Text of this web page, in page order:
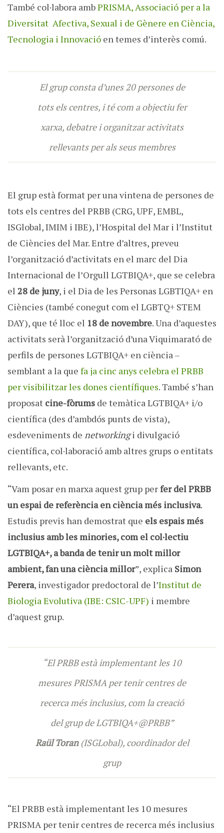
També col·labora ambPRISMA, Associació per a la
Diversitat Afectiva, Sexual i de Gènere en Ciència,
Tecnologia i Innovació en temes d’interès comú.
El grup consta d’unes 20 persones de
tots els centres, i té com a objectiu fer
xarxa, debatre i organitzar activitats
rellevants per als seus membres
El grup està format per una vintena de persones de
tots els centres del PRBB (CRG, UPF, EMBL,
ISGlobal, IMIM i IBE), l’Hospital del Mar i l’Institut
de Ciències del Mar. Entre d’altres, preveu
l’organització d’activitats en el marc del Dia
Internacional de l’Orgull LGTBIQA+, que se celebra
el 28 de juny, i el Dia de les Personas LGBTIQA+ en
Ciències (també conegut com el LGBTQ+ STEM
DAY), que té lloc el 18 de novembre. Una d’aquestes
activitats serà l’organització d’una Viquimarató de
perfils de persones LGTBIQA+ en ciència –
semblant a la que fa ja cinc anys celebra el PRBB
per visibilitzar les dones científiques. També s’han
proposat cine-fòrums de temàtica LGTBIQA+ i/o
científica (des d’ambdós punts de vista),
esdeveniments de networkingi divulgació
científica, col·laboració amb altres grups o entitats
rellevants, etc.
“Vam posar en marxa aquest grup perfer del PRBB
un espai de referència en ciència més inclusiva.
Estudis previs han demostrat que els espais més
inclusius amb les minories, com el col·lectiu
LGTBIQA+, a banda de tenir un molt millor
ambient, fan una ciència millor”, explica Simon
Perera, investigador predoctoral de l’Institut de
Biologia Evolutiva (IBE: CSIC-UPF) i membre
d’aquest grup.
“El PRBB està implementant les 10
mesures PRISMA per tenir centres de
recerca més inclusius, com la creació
del grup de LGTBIQA+@PRBB”
Raül Toran(ISGLobal), coordinador del
grup
“El PRBB està implementant les 10 mesures
PRISMA per tenir centres de recerca més inclusius